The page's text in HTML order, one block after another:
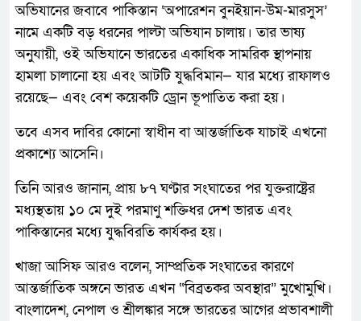
অভিযানের জবাবে পাকিস্তান ‘অপারেশন বুনইয়ান-উম-মারসুস’
নামে একটি বড় ধরনের পাল্টা অভিযান চালায়। তার ভাষ্য
অনুযায়ী, ওই অভিযানে ভারতের একাধিক সামরিক স্থাপনায়
হামলা চালানো হয় এবং আটটি যুদ্ধবিমান— যার মধ্যে রাফালও
রয়েছে— এবং বেশ কয়েকটি ড্রোন ভূপাতিত করা হয়।
তবে এসব দাবির কোনো স্বাধীন বা আন্তর্জাতিক যাচাই এখনো
প্রকাশ্যে আসেনি।
তিনি আরও জানান, প্রায় ৮৭ ঘণ্টার সংঘাতের পর যুক্তরাষ্ট্রের
মধ্যস্থতায় ১০ মে দুই পরমাণু শক্তিধর দেশ ভারত এবং
পাকিস্তানের মধ্যে যুদ্ধবিরতি কার্যকর হয়।
খাজা আসিফ আরও বলেন, সাম্প্রতিক সংঘাতের কারণে
আন্তর্জাতিক অঙ্গনে ভারত এখন “বিব্রতকর অবস্থার” মুখোমুখি।
বাংলাদেশ, নেপাল ও শ্রীলঙ্কার সঙ্গে ভারতের আগের প্রভাবশালী